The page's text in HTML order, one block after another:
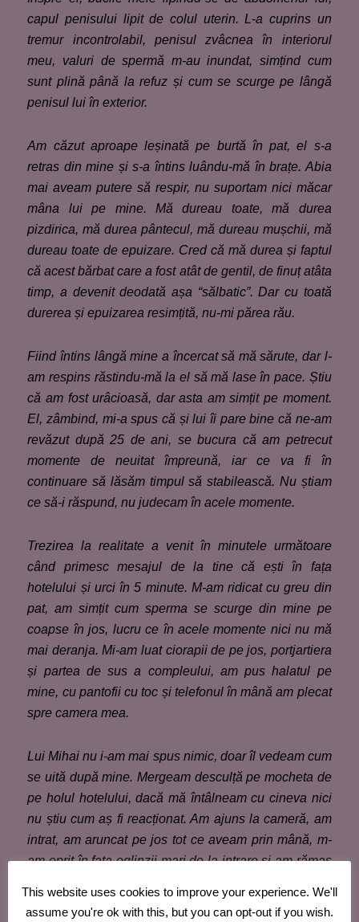
capul penisului lipit de colul uterin. L-a cuprins un
tremur incontrolabil, penisul zvâcnea în interiorul
meu, valuri de spermă m-au inundat, simțind cum
sunt plină până la refuz și cum se scurge pe lângă
penisul lui în exterior.
Am căzut aproape leșinată pe burtă în pat, el s-a
retras din mine și s-a întins luându-mă în brațe. Abia
mai aveam putere să respir, nu suportam nici măcar
mâna lui pe mine. Mă dureau toate, mă durea
pizdirica, mă durea pântecul, mă dureau mușchii, mă
dureau toate de epuizare. Cred că mă durea și faptul
că acest bărbat care a fost atât de gentil, de finuț atâta
timp, a devenit deodată așa “sălbatic”. Dar cu toată
durerea și epuizarea resimțită, nu-mi părea rău.
Fiind întins lângă mine a încercat să mă sărute, dar l-
am respins răstindu-mă la el să mă lase în pace. Știu
că am fost urâcioasă, dar asta am simțit pe moment.
El, zâmbind, mi-a spus că și lui îi pare bine că ne-am
revăzut după 25 de ani, se bucura că am petrecut
momente de neuitat împreună, iar ce va fi în
continuare să lăsăm timpul să stabilească. Nu știam
ce să-i răspund, nu judecam în acele momente.
Trezirea la realitate a venit în minutele următoare
când primesc mesajul de la tine că ești în fața
hotelului și urci în 5 minute. M-am ridicat cu greu din
pat, am simțit cum sperma se scurge din mine pe
coapse în jos, lucru ce în acele momente nici nu mă
mai deranja. Mi-am luat ciorapii de pe jos, portjartiera
și partea de sus a compleului, am pus halatul pe
mine, cu pantofii cu toc și telefonul în mână am plecat
spre camera mea.
Lui Mihai nu i-am mai spus nimic, doar îl vedeam cum
se uită după mine. Mergeam desculță pe mocheta de
pe holul hotelului, dacă mă întâlneam cu cineva nici
nu știu cum aș fi reacționat. Am ajuns la cameră, am
intrat, am aruncat pe jos tot ce aveam prin mână, m-
am oprit în fața oglinzii mari de la intrare și am rămas
mai puternic, halatul a alunecat de pe umerii mei,
This website uses cookies to improve your experience. We'll
assume you're ok with this, but you can opt-out if you wish.